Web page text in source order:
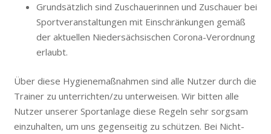
Grundsätzlich sind Zuschauerinnen und Zuschauer bei
Sportveranstaltungen mit Einschränkungen gemäß
der aktuellen Niedersächsischen Corona-Verordnung
erlaubt.
Über diese Hygienemaßnahmen sind alle Nutzer durch die
Trainer zu unterrichten/zu unterweisen. Wir bitten alle
Nutzer unserer Sportanlage diese Regeln sehr sorgsam
einzuhalten, um uns gegenseitig zu schützen. Bei Nicht-